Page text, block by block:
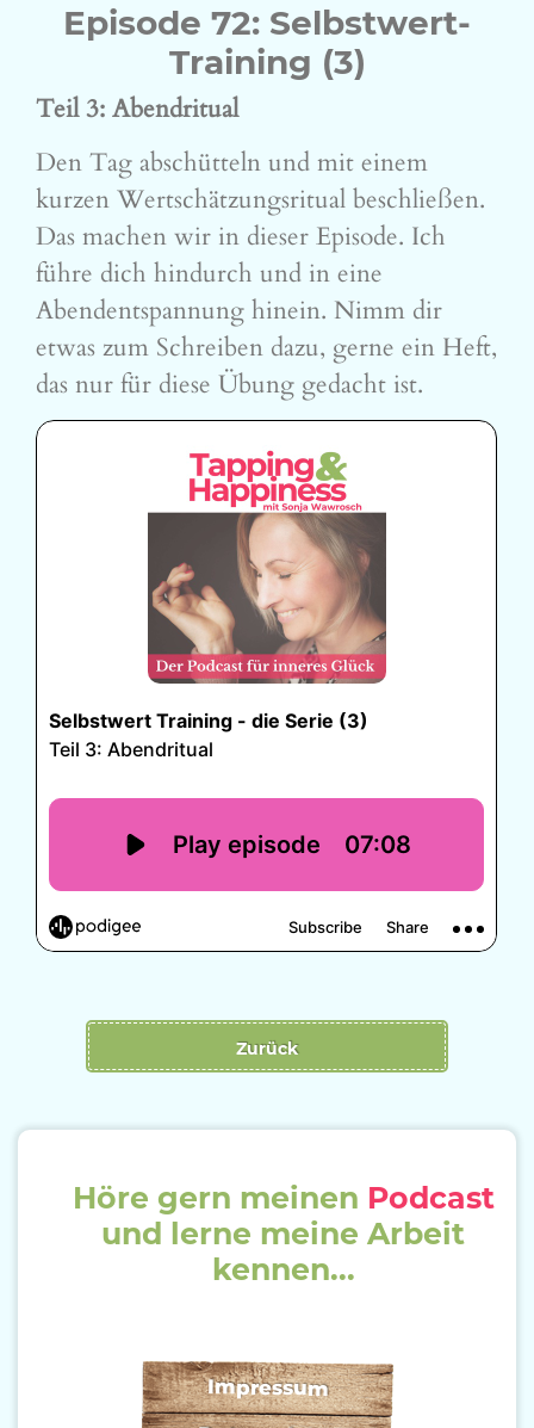
Episode 72: Selbstwert-
Training (3)
Teil 3: Abendritual
Den Tag abschütteln und mit einem
kurzen Wertschätzungsritual beschließen.
Das machen wir in dieser Episode. Ich
führe dich hindurch und in eine
Abendentspannung hinein. Nimm dir
etwas zum Schreiben dazu, gerne ein Heft,
das nur für diese Übung gedacht ist.
Zurück
Höre gern meinen Podcast
und lerne meine Arbeit
kennen...
Impressum